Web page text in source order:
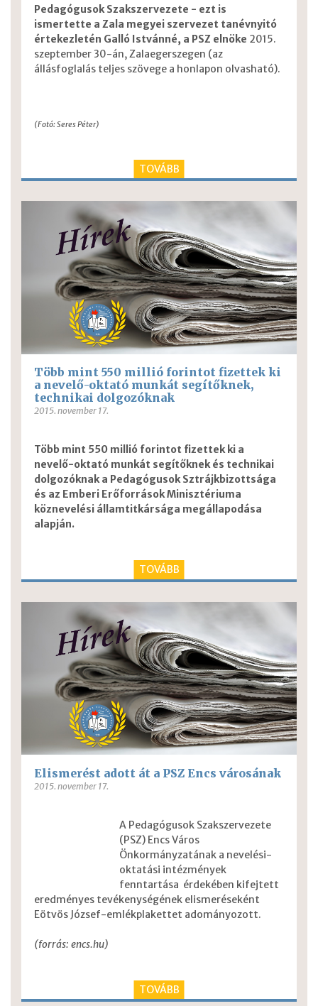
Pedagógusok Szakszervezete - ezt is
ismertette a Zala megyei szervezet tanévnyitó
értekezletén Galló Istvánné, a PSZ elnöke 2015.
szeptember 30-án, Zalaegerszegen (az
állásfoglalás teljes szövege a honlapon olvasható).
(Fotó: Seres Péter)
TOVÁBB
Több mint 550 millió forintot fizettek ki
a nevelő-oktató munkát segítőknek,
technikai dolgozóknak
2015. november 17.
Több mint 550 millió forintot fizettek ki a
nevelő-oktató munkát segítőknek és technikai
dolgozóknak a Pedagógusok Sztrájkbizottsága
és az Emberi Erőforrások Minisztériuma
köznevelési államtitkársága megállapodása
alapján.
TOVÁBB
Elismerést adott át a PSZ Encs városának
2015. november 17.
A Pedagógusok Szakszervezete
(PSZ) Encs Város
Önkormányzatának a nevelési-
oktatási intézmények
fenntartása érdekében kifejtett
eredményes tevékenységének elismeréseként
Eötvös József-emlékplakettet adományozott.
(forrás: encs.hu)
TOVÁBB